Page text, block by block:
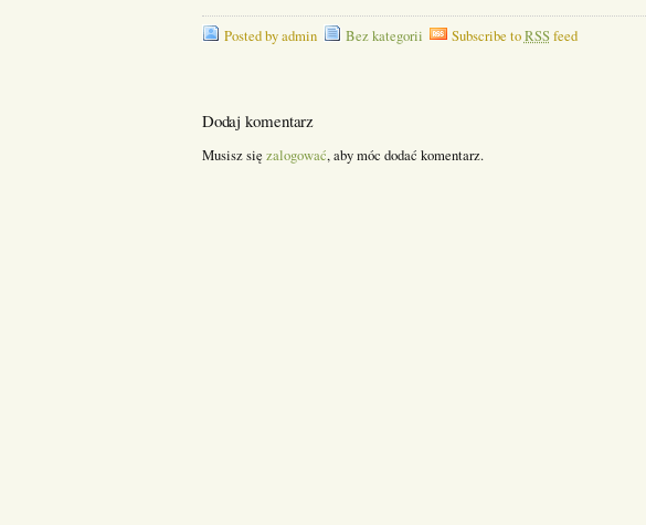
Posted by admin Bez kategorii Subscribe toRSSfeed
Dodaj komentarz
Musisz się zalogować, aby móc dodać komentarz.